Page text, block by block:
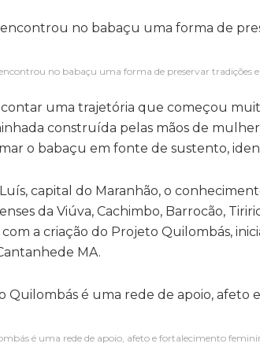
no babaçu uma forma de preservar tradições
uma trajetória que começou
construída pelas mãos de
o babaçu em fonte de sustento,
capital do Maranhão, o
da Viúva, Cachimbo, Barrocão,
a criação do Projeto Quilombás,
MA.
é uma rede de apoio, afeto e fortalecimento